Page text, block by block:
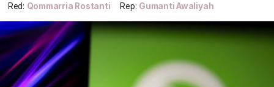
Red: Qommarria Rostanti Rep: Gumanti Awaliyah